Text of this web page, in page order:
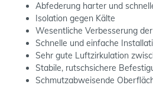
Abfederung harter und
Isolation gegen Kälte
Wesentliche Verbesserung
Schnelle und einfache
Sehr gute Luftzirkulation
Stabile, rutschsichere
Schmutzabweisende